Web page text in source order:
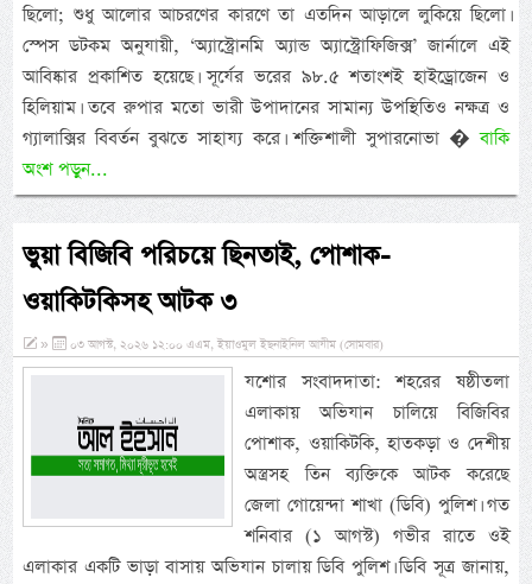
ছিলো; শুধু আলোর আচরণের কারণে তা এতদিন আড়ালে লুকিয়ে ছিলো।
স্পেস ডটকম অনুযায়ী, ‘অ্যাস্ট্রোনমি অ্যান্ড অ্যাস্ট্রোফিজিক্স’ জার্নালে এই
আবিষ্কার প্রকাশিত হয়েছে। সূর্যের ভরের ৯৮.৫ শতাংশই হাইড্রোজেন ও
হিলিয়াম। তবে রুপার মতো ভারী উপাদানের সামান্য উপস্থিতিও নক্ষত্র ও
গ্যালাক্সির বিবর্তন বুঝতে সাহায্য করে। শক্তিশালী সুপারনোভা �বাকি
অংশ পড়ুন...
ভুয়া বিজিবি পরিচয়ে ছিনতাই, পোশাক-
ওয়াকিটকিসহ আটক ৩
» ০৩ আগস্ট, ২০২৬ ১২:০০ এএম, ইয়াওমুল ইছনাইনিল আযীম (সোমবার)
যশোর সংবাদদাতা: শহরের ষষ্ঠীতলা
এলাকায় অভিযান চালিয়ে বিজিবির
পোশাক, ওয়াকিটকি, হাতকড়া ও দেশীয়
অস্ত্রসহ তিন ব্যক্তিকে আটক করেছে
জেলা গোয়েন্দা শাখা (ডিবি) পুলিশ। গত
শনিবার (১ আগস্ট) গভীর রাতে ওই
এলাকার একটি ভাড়া বাসায় অভিযান চালায় ডিবি পুলিশ। ডিবি সূত্র জানায়,